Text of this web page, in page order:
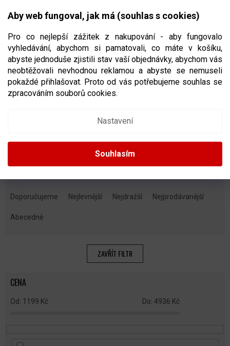
Aby web fungoval, jak má (souhlas s cookies)
Pro co nejlepší zážitek z nakupování - aby fungovalo
vyhledávání, abychom si pamatovali, co máte v košíku,
abyste jednoduše zjistili stav vaší objednávky, abychom vás
neobtěžovali nevhodnou reklamou a abyste se nemuseli
pokaždé přihlašovat. Proto od vás potřebujeme souhlas se
zpracováním souborů cookies.
Nastavení
Souhlasím
CZK
NÁKUPNÍ
HOKEJOVÉ CHRÁNIČE RAMEN
Ř
Doporučujeme Nejlevnější Nejdražší Nejprodávanější
Abecedně
ZAVŘÍT FILTR
CENA
1199 Kč 4936 Kč